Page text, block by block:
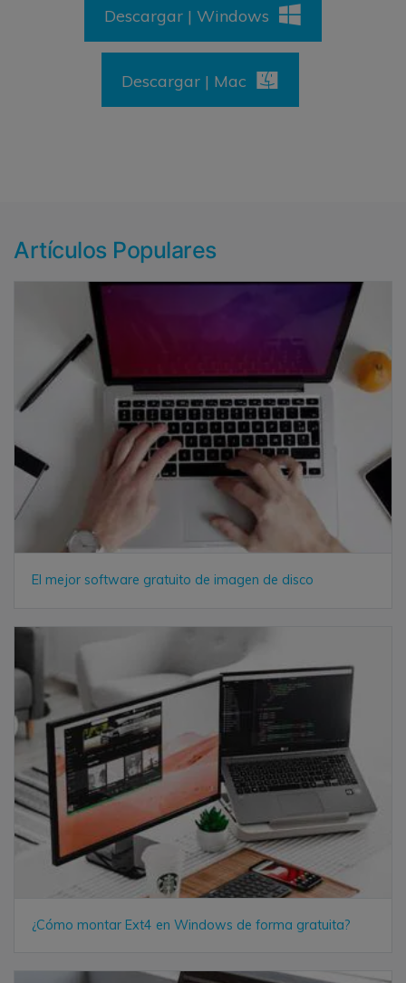
Descargar | Windows
Descargar | Mac
Artículos Populares
El mejor software gratuito de imagen de disco
¿Cómo montar Ext4 en Windows de forma gratuita?